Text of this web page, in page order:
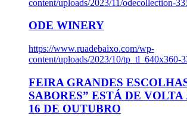
content/uploads/2023/11/odecollection-
ODE WINERY
https://www.ruadebaixo.com/wp-
content/uploads/2023/10/tp_tl_640x360-
FEIRA GRANDES
SABORES” ESTÁ DE
16 DE OUTUBRO